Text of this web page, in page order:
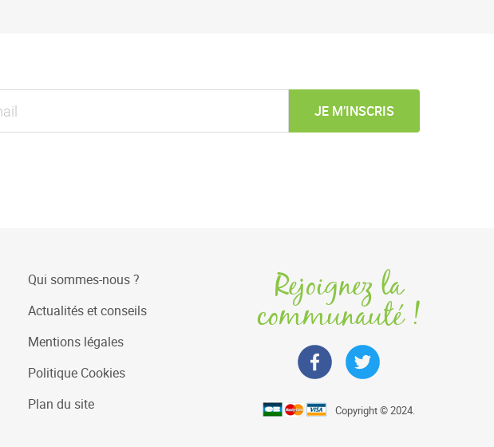
JE M’INSCRIS
Qui sommes-nous ?
Actualités et conseils
Mentions légales
Politique Cookies
Plan du site
Rejoignez la
communauté !
Copyright © 2024.